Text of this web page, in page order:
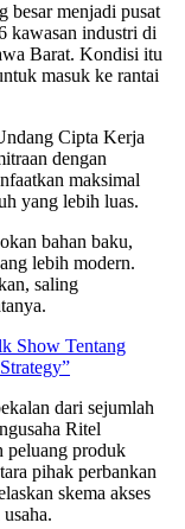
besar menjadi pusat
kawasan industri di
Barat. Kondisi itu
masuk ke rantai
Cipta Kerja
dengan
maksimal
yang lebih luas.
bahan baku,
lebih modern.
saling
Show Tentang
dari sejumlah
Ritel
peluang produk
pihak perbankan
skema akses